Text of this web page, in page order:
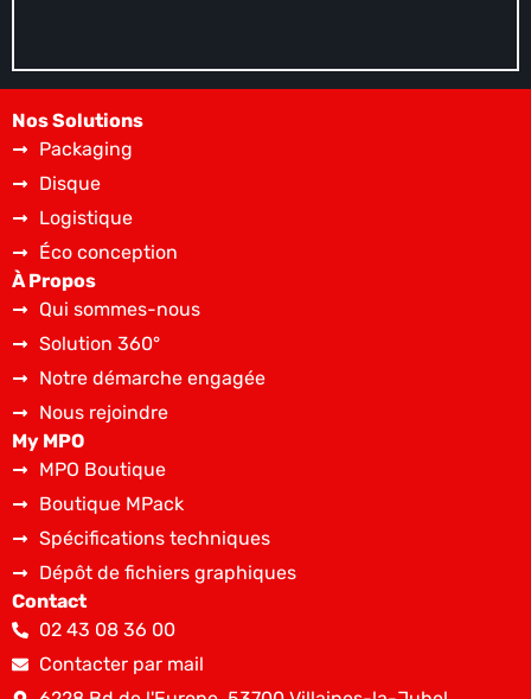
Nos Solutions
Packaging
Disque
Logistique
Éco conception
À Propos
Qui sommes-nous
Solution 360°
Notre démarche engagée
Nous rejoindre
My MPO
MPO Boutique
Boutique MPack
Spécifications techniques
Dépôt de fichiers graphiques
Contact
02 43 08 36 00
Contacter par mail